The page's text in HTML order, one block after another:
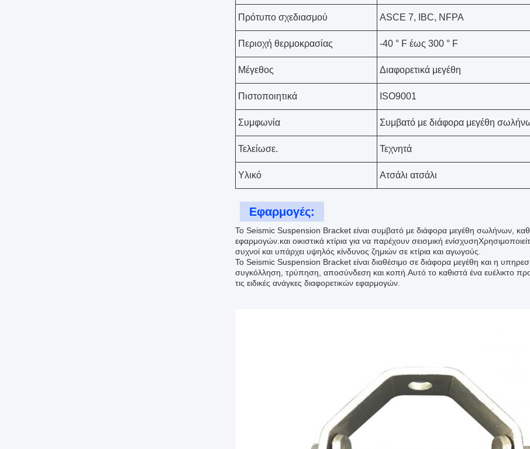
Πρότυπο σχεδιασμού ASCE 7, IBC, NFPA
Περιοχή θερμοκρασίας -40 ° F έως 300 ° F
Μέγεθος Διαφορετικά μεγέθη
Πιστοποιητικά ISO9001
Συμφωνία Συμβατό με διάφορα μεγέθη
Τελείωσε. Τεχνητά
Υλικό Ατσάλι ατσάλι
Εφαρμογές:
Το Seismic Suspension Bracket είναι συμβατό με διάφορα μεγέθη σωλήνων,
εφαρμογών.και οικιστικά κτίρια για να παρέχουν σεισμική
συχνοί και υπάρχει υψηλός κίνδυνος ζημιών σε κτίρια και αγωγούς.
Το Seismic Suspension Bracket είναι διαθέσιμο σε διάφορα μεγέθη και η
συγκόλληση, τρύπηση, αποσύνδεση και κοπή.Αυτό το καθιστά ένα ευέλικτο
τις ειδικές ανάγκες διαφορετικών εφαρμογών.